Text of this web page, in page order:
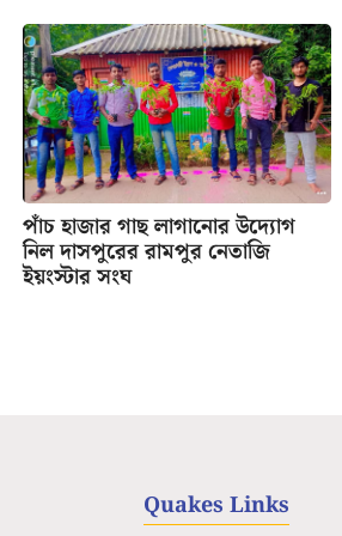
পাঁচ হাজার গাছ লাগানোর উদ্যোগ
নিল দাসপুরের রামপুর নেতাজি
ইয়ংস্টার সংঘ
Quakes Links